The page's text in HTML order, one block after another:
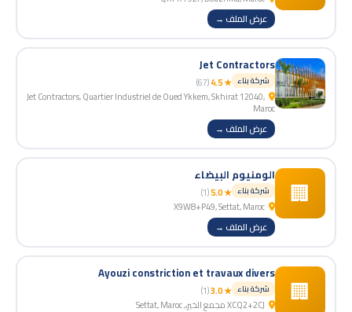
عرض الملف →
Jet Contractors
شركة بناء ★ 4.5
(67)
Jet Contractors, Quartier Industriel de Oued Ykkem, Skhirat 12040,
Maroc
عرض الملف →
🏢 الومنيوم البيضاء
شركة بناء ★ 5.0
(1)
عرض الملف →
🏢
Ayouzi constriction et travaux divers
شركة بناء ★ 3.0
(1)